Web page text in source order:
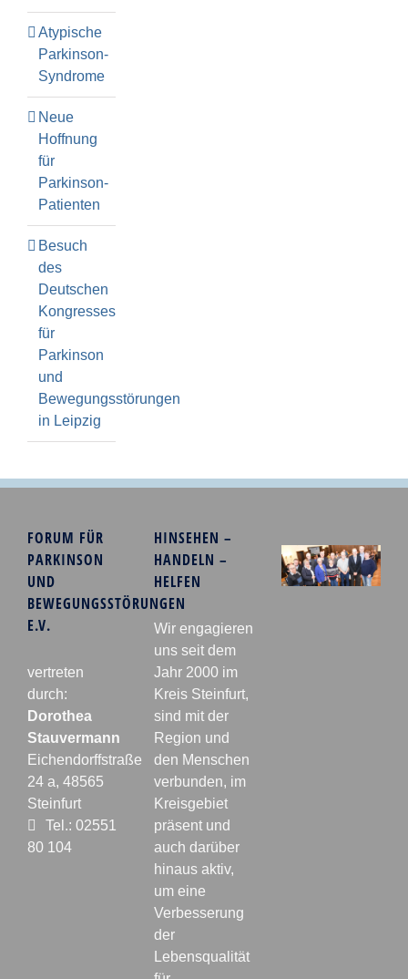
Atypische
Parkinson-
Syndrome
Neue
Hoffnung
für
Parkinson-
Patienten
Besuch
des
Deutschen
Kongresses
für
Parkinson
und
Bewegungsstörungen
in Leipzig
FORUM FÜR
PARKINSON
UND
BEWEGUNGSSTÖRUNGEN
E.V.
vertreten
durch:
Dorothea
Stauvermann
Eichendorffstraße
24 a, 48565
Steinfurt
Tel.: 02551
80 104
HINSEHEN –
HANDELN –
HELFEN
Wir engagieren
uns seit dem
Jahr 2000 im
Kreis Steinfurt,
sind mit der
Region und
den Menschen
verbunden, im
Kreisgebiet
präsent und
auch darüber
hinaus aktiv,
um eine
Verbesserung
der
Lebensqualität